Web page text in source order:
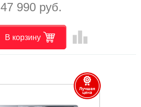
47 990 руб.
В корзину leaderboard